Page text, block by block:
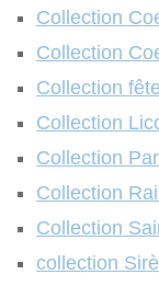
Collection
Collection
Collection
Collection
Collection
Collection
Collection
collection